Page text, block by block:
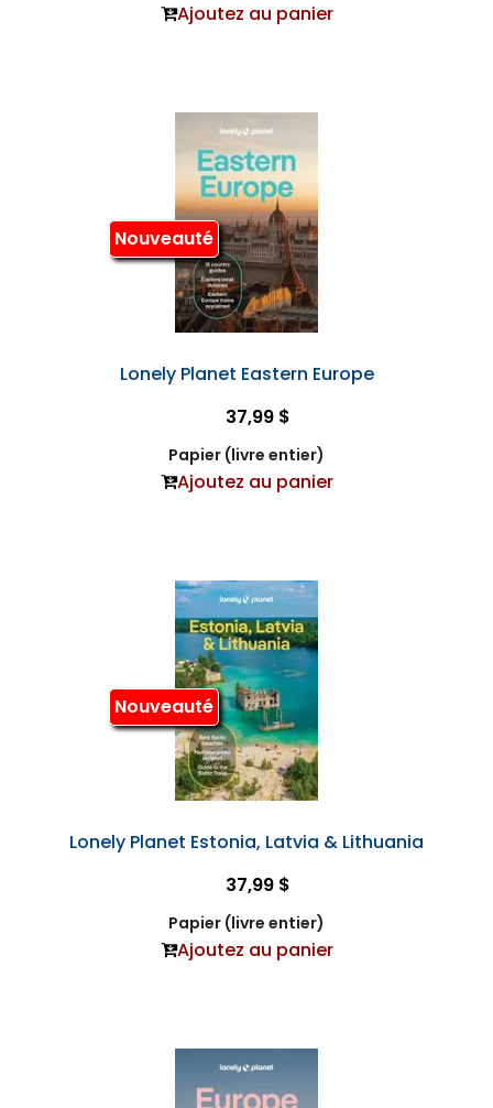
Ajoutez au panier
Nouveauté
Lonely Planet Eastern Europe
37,99 $
Papier (livre entier)
Ajoutez au panier
Nouveauté
Lonely Planet Estonia, Latvia & Lithuania
37,99 $
Papier (livre entier)
Ajoutez au panier